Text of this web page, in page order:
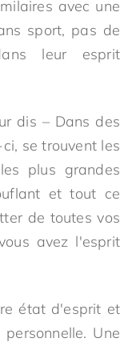
avec une
sport, pas de
leur esprit
dis – Dans des
se trouvent les
plus grandes
et tout ce
de toutes vos
avez l'esprit
état d'esprit et
Une